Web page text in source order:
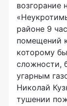
возгорание
районе 9
помещений
которому
сложности,
угарным
Николай
тушении